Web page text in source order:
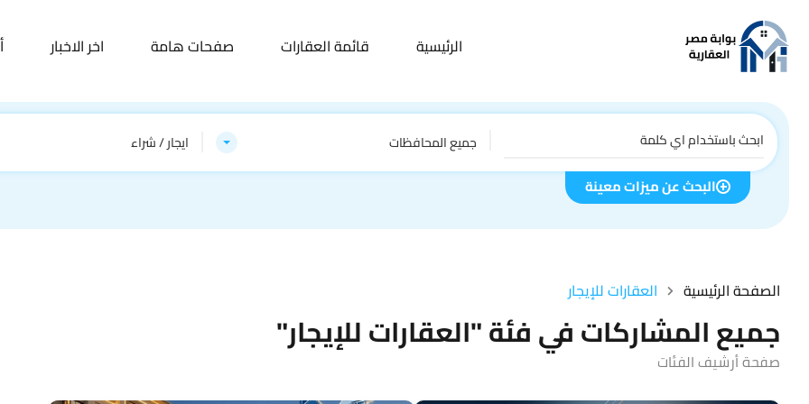
الرئيسية قائمة العقارات صفحات هامة اخر الاخبار
جميع المحافظات ايجار / شراء
البحث عن ميزات معينة
الصفحة الرئيسية العقارات للإيجار
جميع المشاركات في فئة "العقارات للإيجار"
صفحة أرشيف الفئات